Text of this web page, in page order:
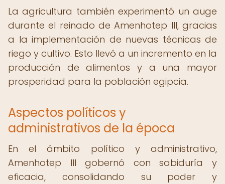
La agricultura también experimentó un auge
durante el reinado de Amenhotep III, gracias
a la implementación de nuevas técnicas de
riego y cultivo. Esto llevó a un incremento en la
producción de alimentos y a una mayor
prosperidad para la población egipcia.
Aspectos políticos y
administrativos de la época
En el ámbito político y administrativo,
Amenhotep III gobernó con sabiduría y
eficacia, consolidando su poder y